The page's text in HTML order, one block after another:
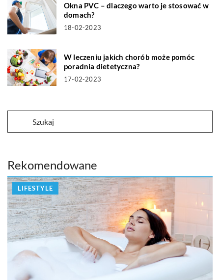
Okna PVC – dlaczego warto je stosować w
domach?
18-02-2023
W leczeniu jakich chorób może pomóc
poradnia dietetyczna?
17-02-2023
Rekomendowane
LIFESTYLE